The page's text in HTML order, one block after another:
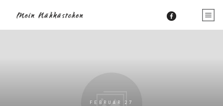
FEBRUAR 27